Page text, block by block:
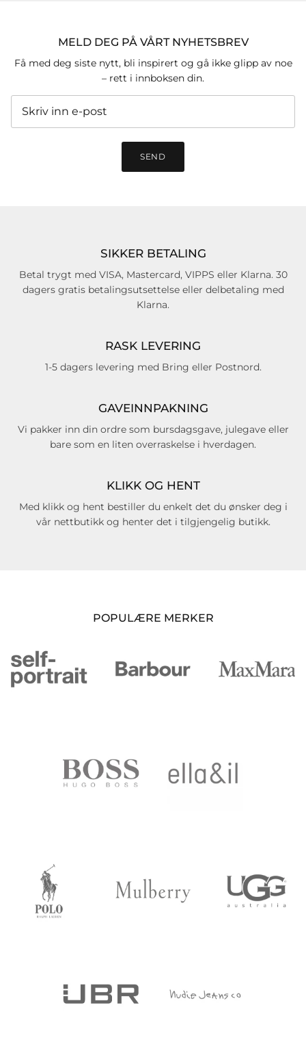
MELD DEG PÅ VÅRT NYHETSBREV
Få med deg siste nytt, bli inspirert og gå ikke glipp av noe
– rett i innboksen din.
SEND
SIKKER BETALING
Betal trygt med VISA, Mastercard, VIPPS eller Klarna. 30
dagers gratis betalingsutsettelse eller delbetaling med
Klarna.
RASK LEVERING
1-5 dagers levering med Bring eller Postnord.
GAVEINNPAKNING
Vi pakker inn din ordre som bursdagsgave, julegave eller
bare som en liten overraskelse i hverdagen.
KLIKK OG HENT
Med klikk og hent bestiller du enkelt det du ønsker deg i
vår nettbutikk og henter det i tilgjengelig butikk.
POPULÆRE MERKER